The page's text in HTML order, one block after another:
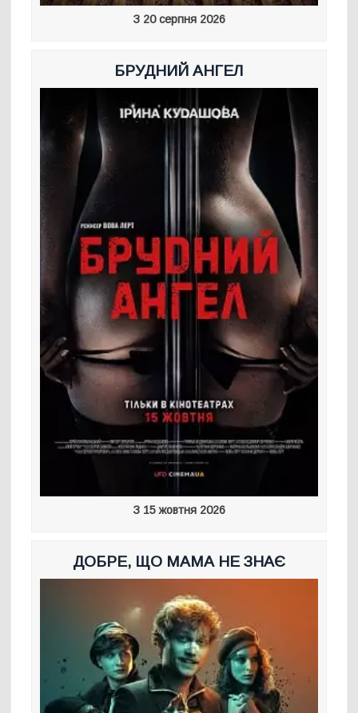
З 20 серпня 2026
БРУДНИЙ АНГЕЛ
З 15 жовтня 2026
ДОБРЕ, ЩО МАМА НЕ ЗНАЄ